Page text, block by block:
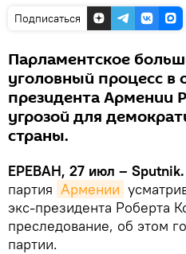
Подписаться
Парламентское
уголовный процесс в
президента Армении
угрозой для
страны.
ЕРЕВАН, 27 июл – Sputnik.
партия Армении
экс-президента Роберта
преследование, об этом
партии.